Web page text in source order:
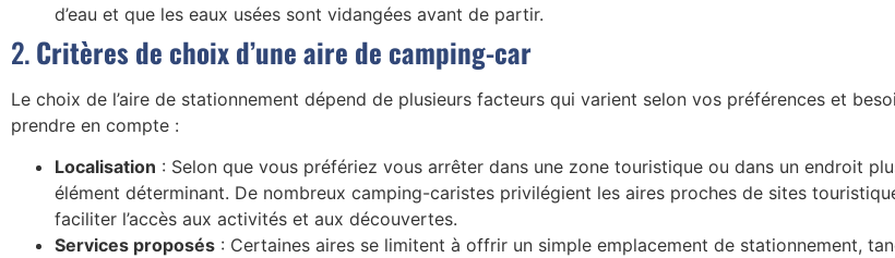
d’eau et que les eaux usées sont vidangées avant de partir.
2.Critères de choix d’une aire de camping-car
Le choix de l’aire de stationnement dépend de plusieurs facteurs qui varient selon vos préférences et
prendre en compte :
Localisation : Selon que vous préfériez vous arrêter dans une zone touristique ou dans un endroit
élément déterminant. De nombreux camping-caristes privilégient les aires proches de sites
faciliter l’accès aux activités et aux découvertes.
Services proposés : Certaines aires se limitent à offrir un simple emplacement de stationnement,